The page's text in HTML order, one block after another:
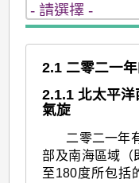
熱
帶
2.1 二零二一
2.1.1 北太平
氣旋
二零二一年
部及南海區域（
至180度所包括